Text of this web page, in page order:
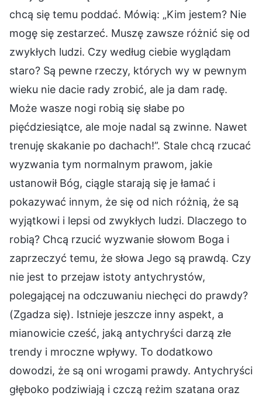
chcą się temu poddać. Mówią: „Kim jestem? Nie
mogę się zestarzeć. Muszę zawsze różnić się od
zwykłych ludzi. Czy według ciebie wyglądam
staro? Są pewne rzeczy, których wy w pewnym
wieku nie dacie rady zrobić, ale ja dam radę.
Może wasze nogi robią się słabe po
pięćdziesiątce, ale moje nadal są zwinne. Nawet
trenuję skakanie po dachach!”. Stale chcą rzucać
wyzwania tym normalnym prawom, jakie
ustanowił Bóg, ciągle starają się je łamać i
pokazywać innym, że się od nich różnią, że są
wyjątkowi i lepsi od zwykłych ludzi. Dlaczego to
robią? Chcą rzucić wyzwanie słowom Boga i
zaprzeczyć temu, że słowa Jego są prawdą. Czy
nie jest to przejaw istoty antychrystów,
polegającej na odczuwaniu niechęci do prawdy?
(Zgadza się). Istnieje jeszcze inny aspekt, a
mianowicie cześć, jaką antychryści darzą złe
trendy i mroczne wpływy. To dodatkowo
dowodzi, że są oni wrogami prawdy. Antychryści
głęboko podziwiają i czczą reżim szatana oraz